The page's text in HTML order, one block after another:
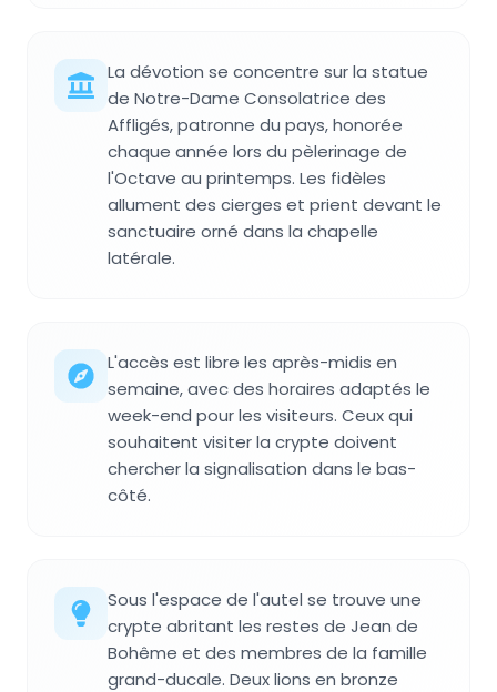
La dévotion se concentre sur la statue
de Notre-Dame Consolatrice des
Affligés, patronne du pays, honorée
chaque année lors du pèlerinage de
l'Octave au printemps. Les fidèles
allument des cierges et prient devant le
sanctuaire orné dans la chapelle
latérale.
L'accès est libre les après-midis en
semaine, avec des horaires adaptés le
week-end pour les visiteurs. Ceux qui
souhaitent visiter la crypte doivent
chercher la signalisation dans le bas-
côté.
Sous l'espace de l'autel se trouve une
crypte abritant les restes de Jean de
Bohême et des membres de la famille
grand-ducale. Deux lions en bronze